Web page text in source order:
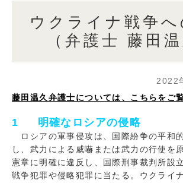
ウクライナ戦争へ
（弁護士 藤田温
2022
藤田温久弁護士については、こちらをご
1 明確なロシアの侵略
ロシアの軍事侵攻は、国際紛争の平和
し、武力による威嚇または武力の行使を
憲章に明確に違反し、国際刑事裁判所設
戦争犯罪や侵略犯罪に当たる。ウクライ